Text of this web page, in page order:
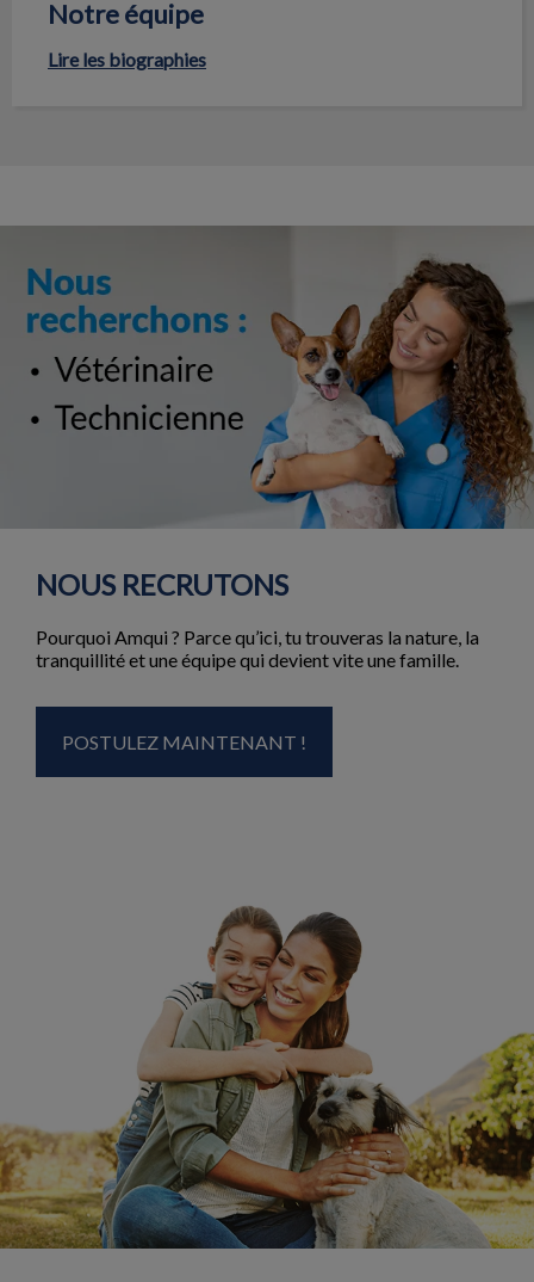
Notre équipe
Lire les biographies
NOUS RECRUTONS
Pourquoi Amqui ? Parce qu’ici, tu trouveras la nature, la
tranquillité et une équipe qui devient vite une famille.
POSTULEZ MAINTENANT !